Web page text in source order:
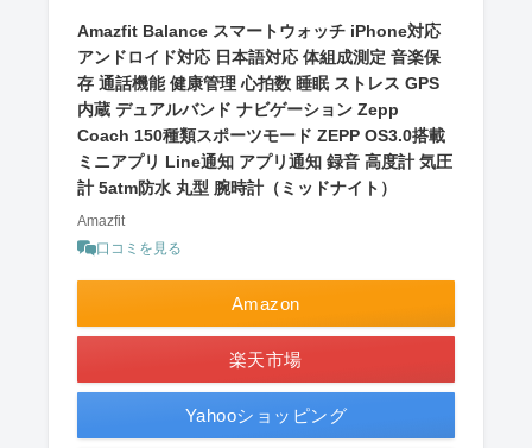
Amazfit Balance スマートウォッチ iPhone対応
アンドロイド対応 日本語対応 体組成測定 音楽保
存 通話機能 健康管理 心拍数 睡眠 ストレス GPS
内蔵 デュアルバンド ナビゲーション Zepp
Coach 150種類スポーツモード ZEPP OS3.0搭載
ミニアプリ Line通知 アプリ通知 録音 高度計 気圧
計 5atm防水 丸型 腕時計（ミッドナイト）
Amazfit
口コミを見る
Amazon
楽天市場
Yahooショッピング